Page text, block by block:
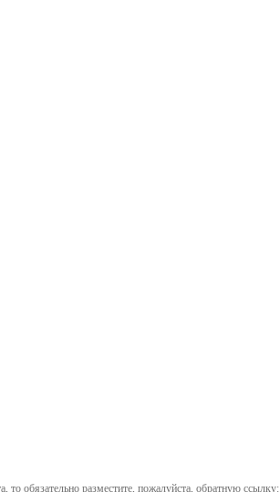
то обязательно разместите, пожалуйста, обратную ссылку: